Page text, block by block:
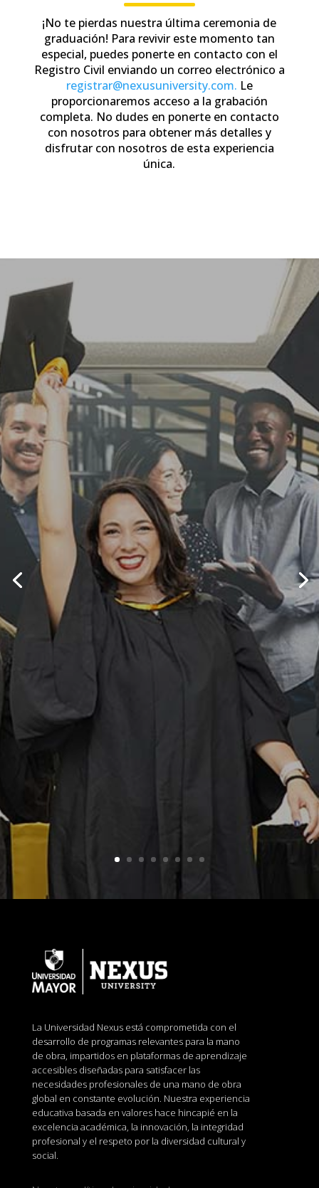
¡No te pierdas nuestra última ceremonia de
graduación! Para revivir este momento tan
especial, puedes ponerte en contacto con el
Registro Civil enviando un correo electrónico a
registrar@nexusuniversity.com. Le
proporcionaremos acceso a la grabación
completa. No dudes en ponerte en contacto
con nosotros para obtener más detalles y
disfrutar con nosotros de esta experiencia
única.
La Universidad Nexus está comprometida con el
desarrollo de programas relevantes para la mano
de obra, impartidos en plataformas de aprendizaje
accesibles diseñadas para satisfacer las
necesidades profesionales de una mano de obra
global en constante evolución. Nuestra experiencia
educativa basada en valores hace hincapié en la
excelencia académica, la innovación, la integridad
profesional y el respeto por la diversidad cultural y
social.